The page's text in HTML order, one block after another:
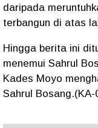
daripada
terbangun di atas
Hingga berita ini
menemui Sahrul
Kades Moyo
Sahrul Bosang.(KA-